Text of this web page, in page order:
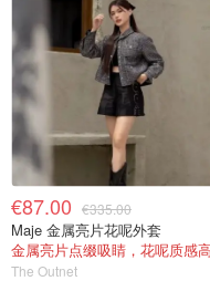
€87.00 €335.00
Maje 金属亮片花呢外套
The Outnet